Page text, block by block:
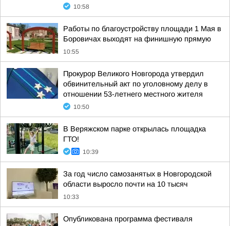
10:58
Работы по благоустройству площади 1 Мая в
Боровичах выходят на финишную прямую
10:55
Прокурор Великого Новгорода утвердил
обвинительный акт по уголовному делу в
отношении 53-летнего местного жителя
10:50
В Веряжском парке открылась площадка
ГТО!
10:39
За год число самозанятых в Новгородской
области выросло почти на 10 тысяч
10:33
Опубликована программа фестиваля